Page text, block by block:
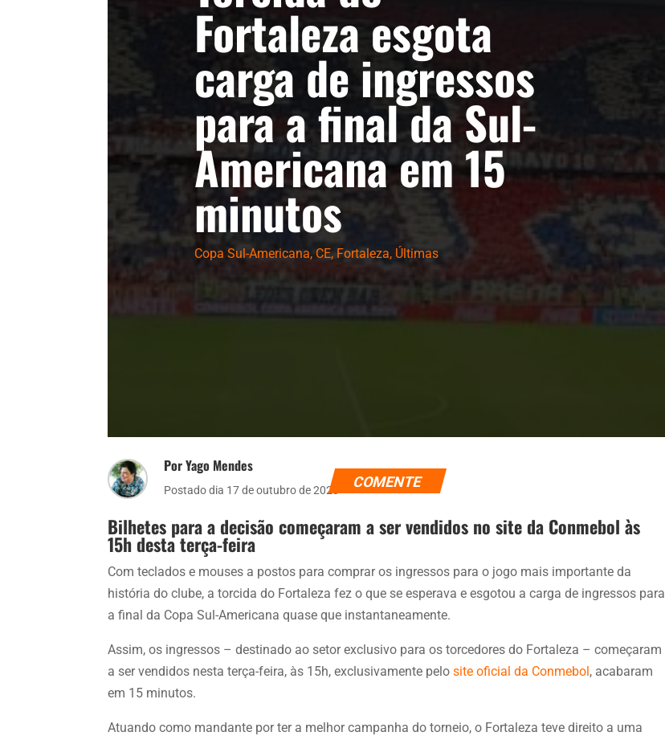
Fortaleza esgota
carga de ingressos
para a final da Sul-
Americana em 15
minutos
Copa Sul-Americana, CE, Fortaleza, Últimas
Por Yago Mendes
Postado dia 17 de outubro de 2023 COMENTE
Bilhetes para a decisão começaram a ser vendidos no site da Conmebol às
15h desta terça-feira
Com teclados e mouses a postos para comprar os ingressos para o jogo mais importante da
história do clube, a torcida do Fortaleza fez o que se esperava e esgotou a carga de ingressos para
a final da Copa Sul-Americana quase que instantaneamente.
Assim, os ingressos – destinado ao setor exclusivo para os torcedores do Fortaleza – começaram
a ser vendidos nesta terça-feira, às 15h, exclusivamente pelosite oficial da Conmebol, acabaram
em 15 minutos.
Atuando como mandante por ter a melhor campanha do torneio, o Fortaleza teve direito a uma